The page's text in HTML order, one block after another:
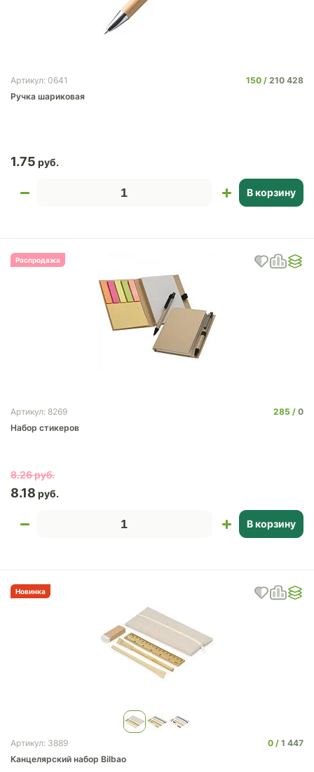
Артикул: 0641 150
210 428
Ручка шариковая
1.75
В корзину
Распродажа
Артикул: 8269 285
0
Набор стикеров
8.26
8.18
В корзину
Новинка
Артикул: 3889 0
1 447
Канцелярский набор Bilbao